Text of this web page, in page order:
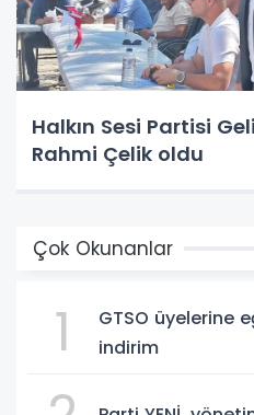
Halkın Sesi Partisi
Rahmi Çelik oldu
Çok Okunanlar
1
GTSO üyelerine
indirim